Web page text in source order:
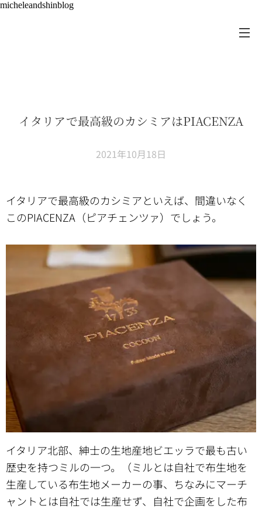
micheleandshinblog
イタリアで最高級のカシミアはPIACENZA
2021年10月18日
イタリアで最高級のカシミアといえば、間違いなく
このPIACENZA（ピアチェンツァ）でしょう。
イタリア北部、紳士の生地産地ビエッラで最も古い
歴史を持つミルの一つ。（ミルとは自社で布生地を
生産している布生地メーカーの事、ちなみにマーチ
ャントとは自社では生産せず、自社で企画をした布